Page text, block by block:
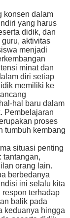
konsen dalam
yang harus
didik, dan
aktivitas
menjadi
minat dan
diri setiap
memiliki ke
hal baru dalam
Pembelajaran
proses
tumbuh kembang
situasi penting
tantangan,
orang lain.
berbedanya
ini selalu kita
terhadap
balik pada
keduanya hingga